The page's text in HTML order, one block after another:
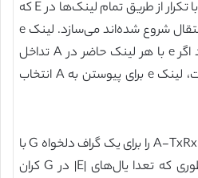
کرده‌ایم. تابع Greedy()، A را با تکرار از طریق تمام لینک‌ها در E که
از یک و با طولانی‌ترین زمان انتقال شروع شده‌اند می‌سازد. لینک e
به مجموعه A اضافه می‌شود اگر e با هر لینک حاضر در A تداخل
نداشته باشد. درغیر این صورت، لینک e برای پیوستن به A انتخاب
هم اکنون ما پیچیدگی زمانی A-TxRx را برای یک گراف دلخواه G با
|v| گره محاسبه می‌کنیم به‌طوری که تعدا یال‌های |E| در G کران